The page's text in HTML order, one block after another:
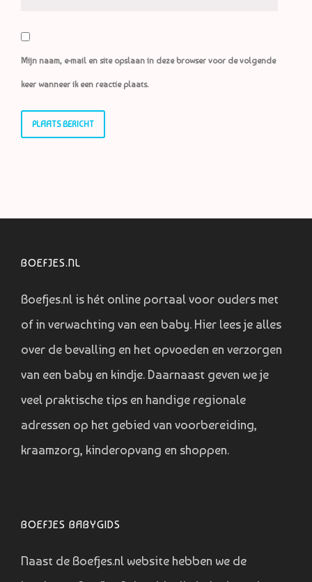
Mijn naam, e-mail en site opslaan in deze browser voor de volgende
keer wanneer ik een reactie plaats.
BOEFJES.NL
Boefjes.nl is hét online portaal voor ouders met
of in verwachting van een baby. Hier lees je alles
over de bevalling en het opvoeden en verzorgen
van een baby en kindje. Daarnaast geven we je
veel praktische tips en handige regionale
adressen op het gebied van voorbereiding,
kraamzorg, kinderopvang en shoppen.
BOEFJES BABYGIDS
Naast de Boefjes.nl website hebben we de